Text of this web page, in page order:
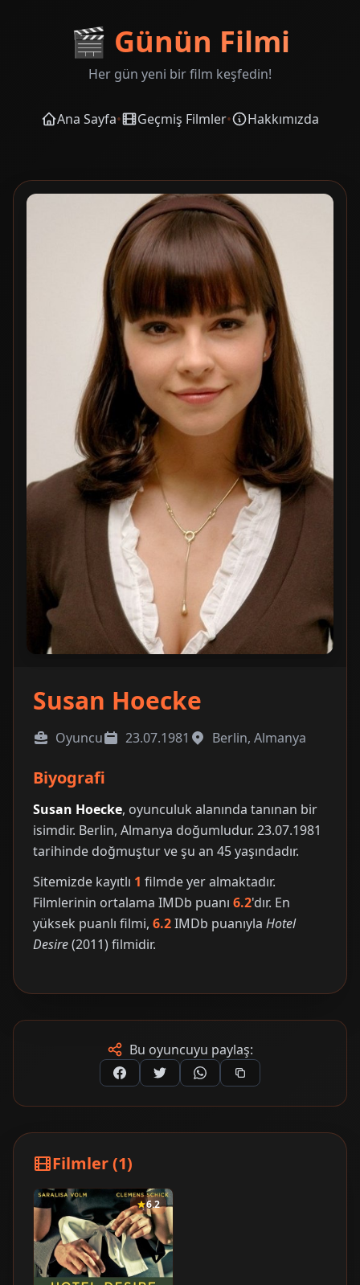
🎬 Günün Filmi
Her gün yeni bir film keşfedin!
Ana Sayfa• Geçmiş Filmler• Hakkımızda
Susan Hoecke
Oyuncu 23.07.1981 Berlin, Almanya
Biyografi
Susan Hoecke, oyunculuk alanında tanınan bir
isimdir. Berlin, Almanya doğumludur. 23.07.1981
tarihinde doğmuştur ve şu an 45 yaşındadır.
Sitemizde kayıtlı 1 filmde yer almaktadır.
Filmlerinin ortalama IMDb puanı 6.2'dır. En
yüksek puanlı filmi, 6.2IMDb puanıyla Hotel
Desire(2011) filmidir.
Bu oyuncuyu paylaş:
Filmler (1)
6.2